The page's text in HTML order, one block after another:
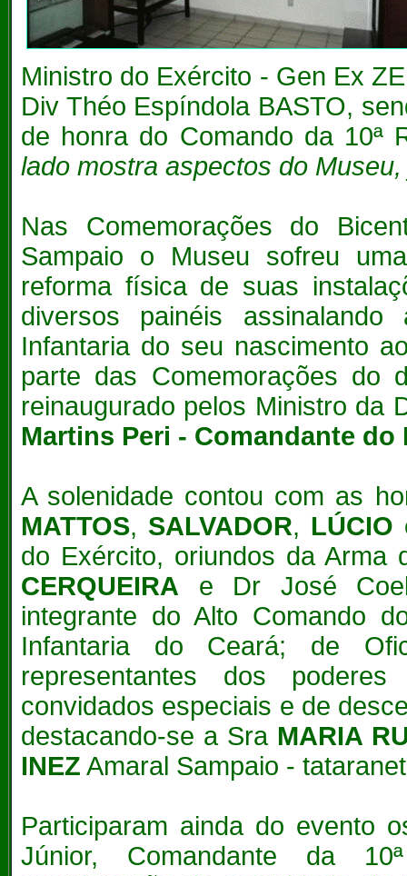
Ministro do Exército - Gen Ex
Div Théo Espíndola BASTO,
de honra do Comando da 10ª
lado mostra aspectos do
Nas Comemorações do
Sampaio o Museu sofreu
reforma física de suas
diversos painéis
Infantaria do seu nascimento
parte das Comemorações
reinaugurado pelos Ministro da
Martins Peri - Comandante do
A solenidade contou com as
MATTOS, SALVADOR, LÚCIO
do Exército, oriundos da Arma
CERQUEIRA e Dr José
integrante do Alto Comando
Infantaria do Ceará; de
representantes dos
convidados especiais e de
destacando-se a Sra MARIA
INEZ Amaral Sampaio -
Participaram ainda do evento
Júnior, Comandante da